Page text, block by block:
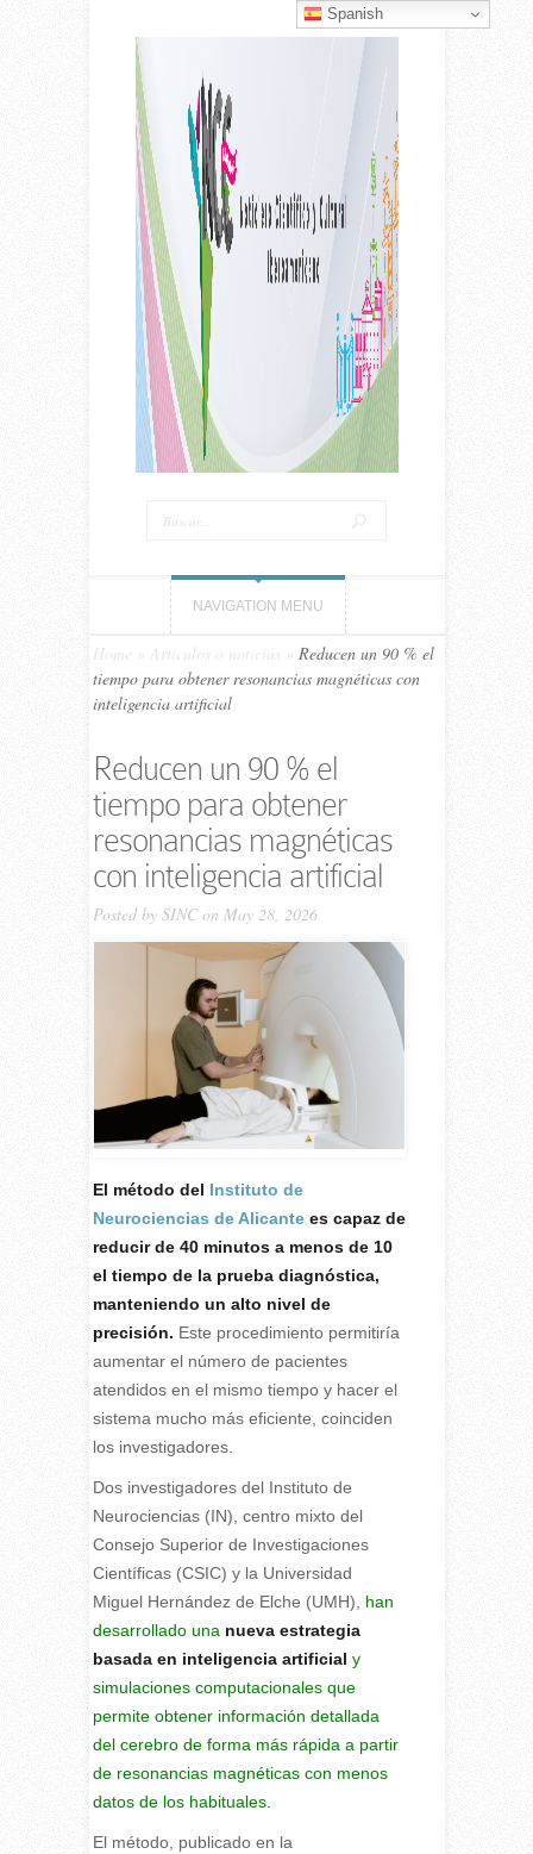
NAVIGATION MENU
Home Artículos o noticias
Reducen un 90 % el
tiempo para obtener resonancias magnéticas con
inteligencia artificial
Reducen un 90 % el
tiempo para obtener
resonancias magnéticas
con inteligencia artificial
Posted by SINCon May 28, 2026
El método del Instituto de
Neurociencias de Alicante es capaz de
reducir de 40 minutos a menos de 10
el tiempo de la prueba diagnóstica,
manteniendo un alto nivel de
precisión. Este procedimiento permitiría
aumentar el número de pacientes
atendidos en el mismo tiempo y hacer el
sistema mucho más eficiente, coinciden
los investigadores.
Dos investigadores del Instituto de
Neurociencias (IN), centro mixto del
Consejo Superior de Investigaciones
Científicas (CSIC) y la Universidad
Miguel Hernández de Elche (UMH), han
desarrollado una nueva estrategia
basada en inteligencia artificial y
simulaciones computacionales que
permite obtener información detallada
del cerebro de forma más rápida a partir
de resonancias magnéticas con menos
datos de los habituales.
El método, publicado en la
Spanish